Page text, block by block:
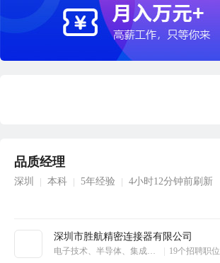
品质经理
深圳 本科 5年经验 4小时12分钟前刷新
深圳市胜航精密连接器有限公司
电子技术、半导体、集成电路 19个招聘职位
立即沟通